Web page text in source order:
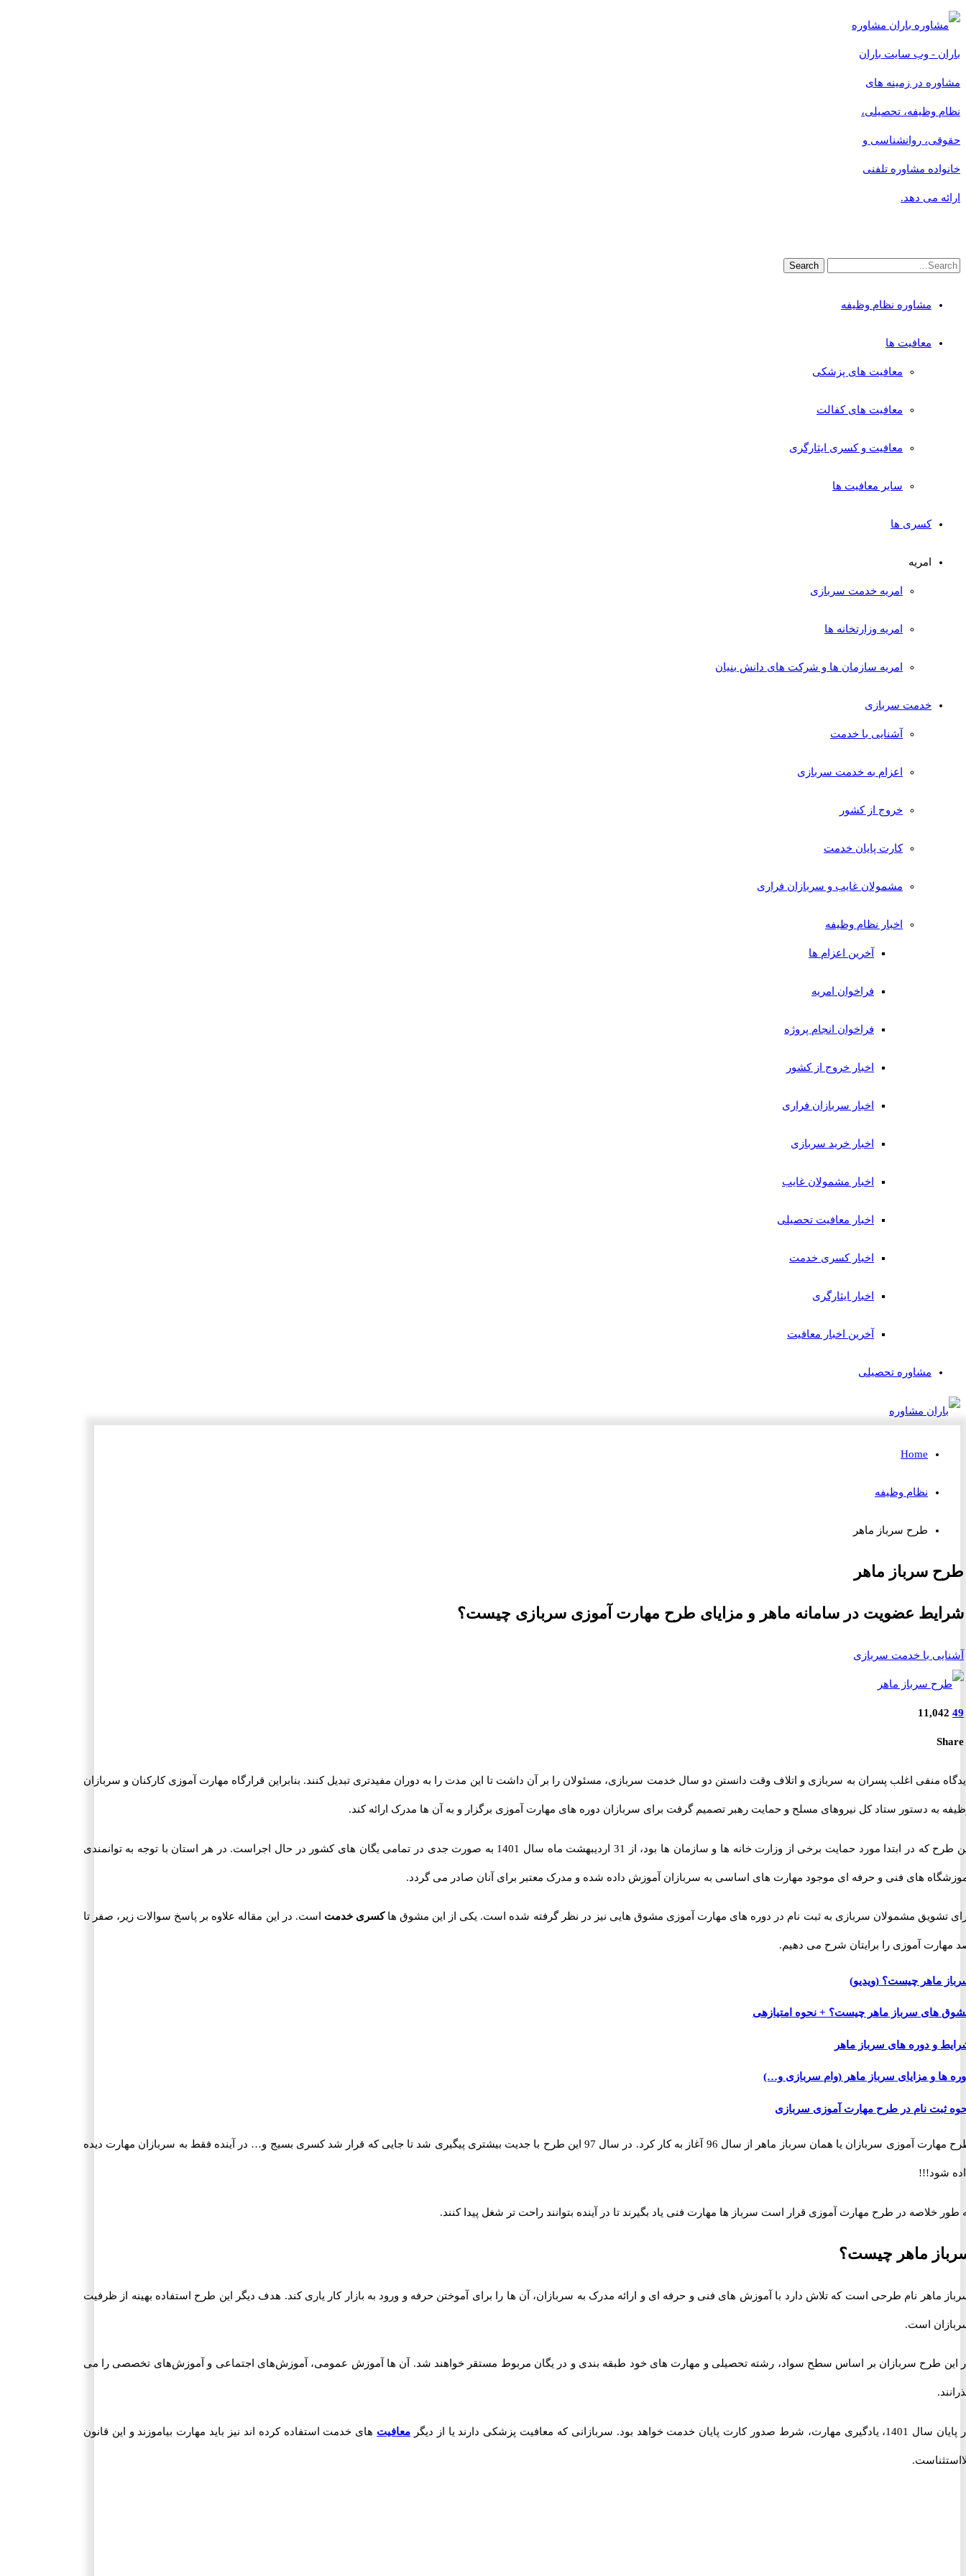
مشاوره
باران - وب سایت باران
مشاوره در زمینه های
نظام وظیفه، تحصیلی،
حقوقی، روانشناسی و
خانواده مشاوره تلفنی
ارائه می دهد.
مشاوره نظام وظیفه
معافیت ها
معافیت های پزشکی
معافیت های کفالت
معافیت و کسری ایثارگری
سایر معافیت ها
کسری ها
امریه
امریه خدمت سربازی
امریه وزارتخانه ها
امریه سازمان ها و شرکت های دانش بنیان
خدمت سربازی
آشنایی با خدمت
اعزام به خدمت سربازی
خروج از کشور
کارت پایان خدمت
مشمولان غایب و سربازان فراری
اخبار نظام وظیفه
آخرین اعزام ها
فراخوان امریه
فراخوان انجام پروژه
اخبار خروج از کشور
اخبار سربازان فراری
اخبار خرید سربازی
اخبار مشمولان غایب
اخبار معافیت تحصیلی
اخبار کسری خدمت
اخبار ایثارگری
آخرین اخبار معافیت
مشاوره تحصیلی
Home
نظام وظیفه
طرح سرباز ماهر
طرح سرباز ماهر
شرایط عضویت در سامانه ماهر و مزایای طرح مهارت آموزی سربازی چیست؟
آشنایی با خدمت سربازی
49
11,042
Share
منفی اغلب پسران به سربازی و اتلاف وقت دانستن دو سال خدمت سربازی، مسئولان را بر آن داشت تا این مدت را به دوران مفیدتری تبدیل کنند. بنابراین قرارگاه مهارت آموزی کارکنان و سربازان
به دستور ستاد کل نیروهای مسلح و حمایت رهبر تصمیم گرفت برای سربازان دوره های مهارت آموزی برگزار و به آن ها مدرک ارائه کند.
این طرح که در ابتدا مورد حمایت برخی از وزارت خانه ها و سازمان ها بود، از 31 اردیبهشت ماه سال 1401 به صورت جدی در تمامی یگان های کشور در حال اجراست. در هر استان با توجه به توانمندی
های فنی و حرفه ای موجود مهارت های اساسی به سربازان آموزش داده شده و مدرک معتبر برای آنان صادر می گردد.
تشویق مشمولان سربازی به ثبت نام در دوره های مهارت آموزی مشوق هایی نیز در نظر گرفته شده است. یکی از این مشوق هاکسری خدمت است. در این مقاله علاوه بر پاسخ سوالات زیر، صفر تا
مهارت آموزی را برایتان شرح می دهیم.
ماهر چیست؟ (ویدیو)
های سرباز ماهر چیست؟ + نحوه امتیازهی
و دوره های سرباز ماهر
ها و مزایای سرباز ماهر (وام سربازی و…)
ثبت نام در طرح مهارت آموزی سربازی
طرح مهارت آموزی سربازان یا همان سرباز ماهر از سال 96 آغاز به کار کرد. در سال 97 این طرح با جدیت بیشتری پیگیری شد تا جایی که قرار شد کسری بسیج و… در آینده فقط به سربازان مهارت دیده
شود!!!
طور خلاصه در طرح مهارت آموزی قرار است سرباز ها مهارت فنی یاد بگیرند تا در آینده بتوانند راحت تر شغل پیدا کنند.
ماهر چیست؟
ماهر نام طرحی است که تلاش دارد با آموزش های فنی و حرفه ای و ارائه مدرک به سربازان، آن ها را برای آموختن حرفه و ورود به بازار کار یاری کند. هدف دیگر این طرح استفاده بهینه از ظرفیت
است.
این طرح سربازان بر اساس سطح سواد، رشته تحصیلی و مهارت های خود طبقه بندی و در یگان مربوط مستقر خواهند شد. آن ها آموزش عمومی، آموزش‌های اجتماعی و آموزش‌های تخصصی را می
یادگیری مهارت، شرط صدور کارت پایان خدمت خواهد بود. سربازانی که معافیت پزشکی دارند یا از دیگر معافیت های خدمت استفاده کرده اند نیز باید مهارت بیاموزند و این قانون